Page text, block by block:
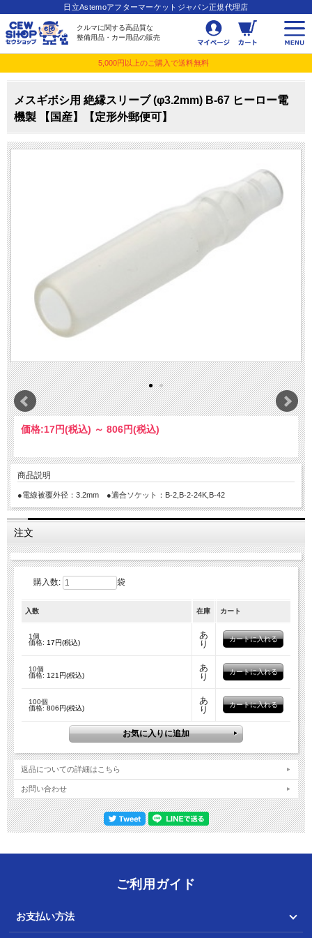
日立Astemoアフターマーケットジャパン正規代理店
クルマに関する高品質な
整備用品・カー用品の販売
5,000円以上のご購入で送料無料
メスギボシ用 絶縁スリーブ (φ3.2mm) B-67 ヒーロー電
機製 【国産】【定形外郵便可】
価格:17円(税込) ～ 806円(税込)
商品説明
●電線被覆外径：3.2mm ●適合ソケット：B-2,B-2-24K,B-42
注文
購入数: 袋
入数 在庫 カート
1個
価格: 17円(税込)
あ
り
10個
価格: 121円(税込)
あ
り
100個
価格: 806円(税込)
あ
り
返品についての詳細はこちら
お問い合わせ
ご利用ガイド
お支払い方法